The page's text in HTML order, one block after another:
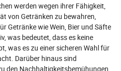
werden wegen ihrer Fähigkeit,
von Getränken zu bewahren,
Getränke wie Wein, Bier und Säfte
was bedeutet, dass es keine
was es zu einer sicheren Wahl für
Darüber hinaus sind
den Nachhaltigkeitsbemühungen